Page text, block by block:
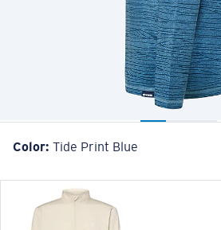
Color: Tide Print Blue